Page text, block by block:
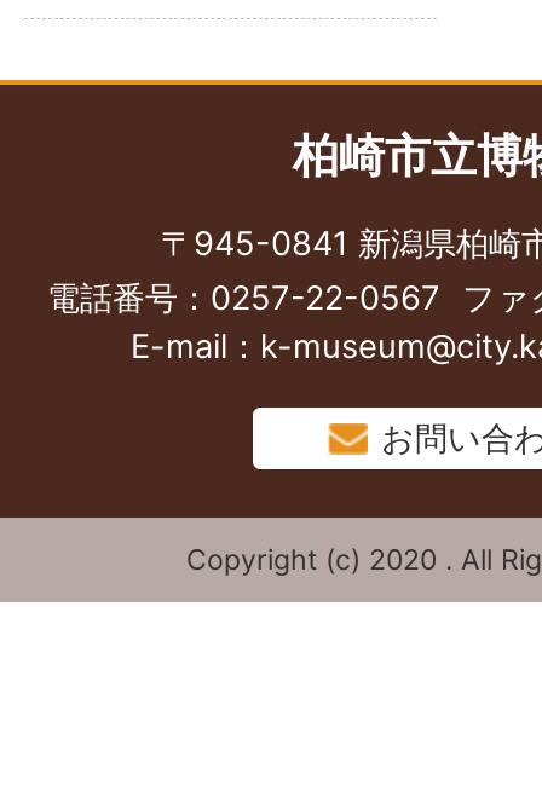
柏崎市立博
〒945-0841 新潟県柏崎
電話番号：0257-22-0567
フ
E-mail：k-
お問い合
Copyright (c) 2020 . All